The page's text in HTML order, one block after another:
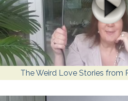
The Weird Love Stories from